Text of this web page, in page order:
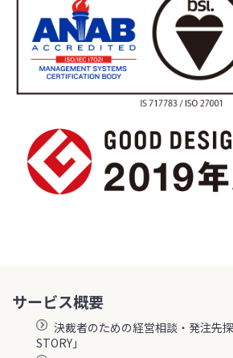
サービス概要
決裁者のための経営相談・発注先
STORY」